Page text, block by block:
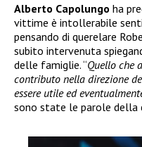
Alberto Capolungo ha
vittime è intollerabile
pensando di querelare
subito intervenuta
delle famiglie. “Quello che
contributo nella direzione
essere utile ed
sono state le parole della